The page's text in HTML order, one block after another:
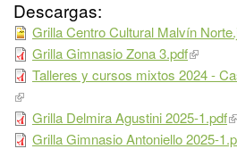
Descargas:
Grilla Centro Cultural Malvín
Grilla Gimnasio Zona 3.pdf
Talleres y cursos mixtos 2024 -
Grilla Delmira Agustini 2025-1.pdf
Grilla Gimnasio Antoniello 2025-